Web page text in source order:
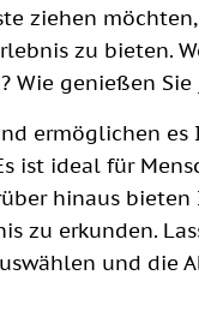
ziehen
zu bieten.
Wie genießen
ermöglichen es
ist ideal für
hinaus bieten
zu erkunden.
und die